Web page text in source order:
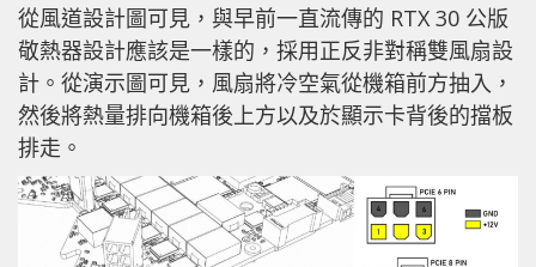
從風道設計圖可見，與早前一直流傳的 RTX 30 公版
敬熱器設計應該是一樣的，採用正反非對稱雙風扇設
計。從演示圖可見，風扇將冷空氣從機箱前方抽入，
然後將熱量排向機箱後上方以及於顯示卡背後的擋板
排走。